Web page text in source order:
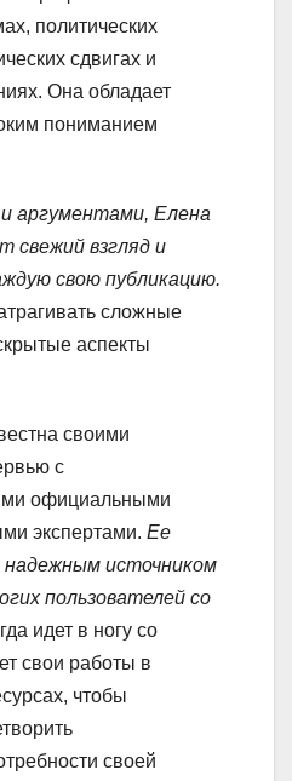
политических
сдвигах и
Она обладает
пониманием
аргументами, Елена
свежий взгляд и
свою публикацию.
сложные
аспекты
своими
с
официальными
экспертами. Ее
источником
пользователей со
идет в ногу со
свои работы в
чтобы
своей